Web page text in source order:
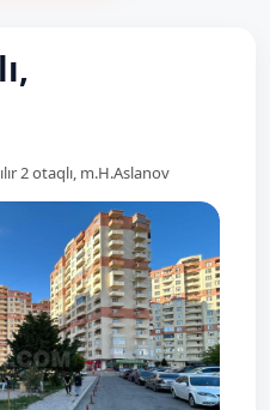
2 otaqlı, m.H.Aslanov